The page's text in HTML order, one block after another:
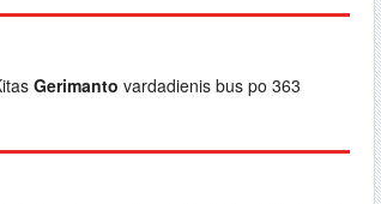
Gerimanto vardadienis bus po 363